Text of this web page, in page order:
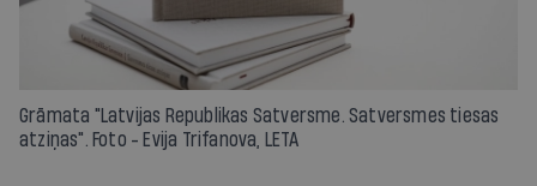
Grāmata "Latvijas Republikas Satversme. Satversmes tiesas
atziņas". Foto - Evija Trifanova, LETA